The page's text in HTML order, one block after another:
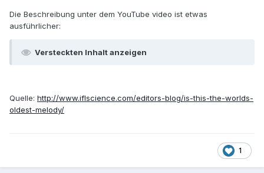
Die Beschreibung unter dem YouTube video ist etwas
ausführlicher:
Versteckten Inhalt anzeigen
Quelle: http://www.iflscience.com/editors-blog/is-this-the-worlds-
oldest-melody/
1